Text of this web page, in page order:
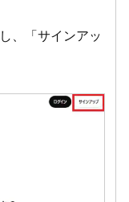
、「サインアッ